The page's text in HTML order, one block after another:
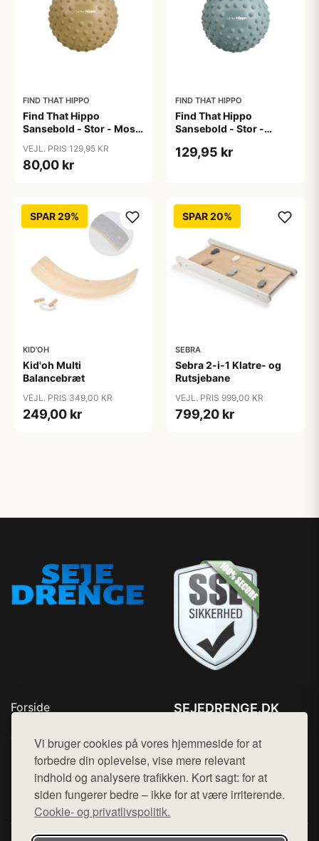
Vi bruger cookies på vores hjemmeside for at
forbedre din oplevelse, vise mere relevant
indhold og analysere trafikken. Kort sagt: for at
siden fungerer bedre – ikke for at være irriterende.
Cookie- og privatlivspolitik.
FIND THAT HIPPO
Find That Hippo
Sansebold - Stor - Moss
VEJL. PRIS 129,95 KR
80,00 kr
FIND THAT HIPPO
Find That Hippo
Sansebold - Stor -
129,95 kr
SPAR 29%
KID'OH
Kid'oh Multi
Balancebræt
VEJL. PRIS 349,00 KR
249,00 kr
SPAR 20%
SEBRA
Sebra 2-i-1 Klatre- og
Rutsjebane
VEJL. PRIS 999,00 KR
799,20 kr
Forside
Top Rabatter
Kontakt
SEJEDRENGE.DK
Mail: hej@want.dk
Cookie- og privatlivspolitik